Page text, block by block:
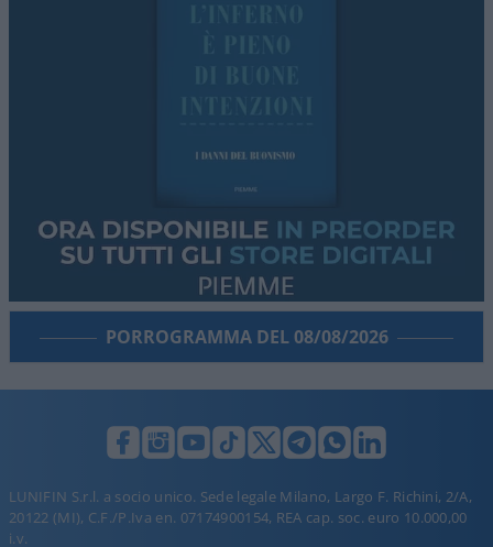
PORROGRAMMA DEL 08/08/2026
LUNIFIN S.r.l. a socio unico. Sede legale Milano, Largo F. Richini, 2/A,
20122 (MI), C.F./P.Iva en. 07174900154, REA cap. soc. euro 10.000,00
i.v.